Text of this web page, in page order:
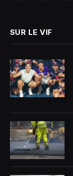
SUR LE VIF